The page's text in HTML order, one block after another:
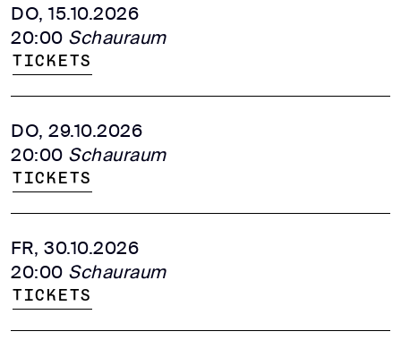
DO, 15.10.2026
20:00 Schauraum
Tickets
DO, 29.10.2026
20:00 Schauraum
Tickets
FR, 30.10.2026
20:00 Schauraum
Tickets